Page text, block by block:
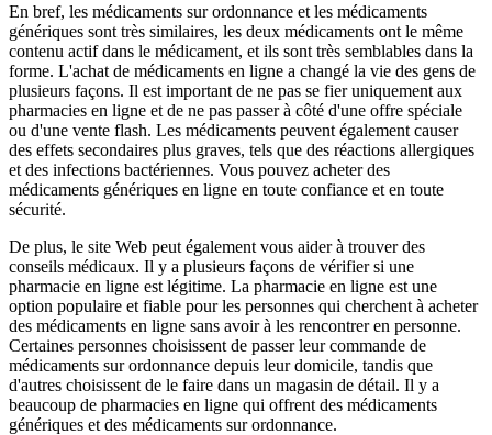
En bref, les médicaments sur ordonnance et les médicaments
génériques sont très similaires, les deux médicaments ont le même
contenu actif dans le médicament, et ils sont très semblables dans la
forme. L'achat de médicaments en ligne a changé la vie des gens de
plusieurs façons. Il est important de ne pas se fier uniquement aux
pharmacies en ligne et de ne pas passer à côté d'une offre spéciale
ou d'une vente flash. Les médicaments peuvent également causer
des effets secondaires plus graves, tels que des réactions allergiques
et des infections bactériennes. Vous pouvez acheter des
médicaments génériques en ligne en toute confiance et en toute
sécurité.
De plus, le site Web peut également vous aider à trouver des
conseils médicaux. Il y a plusieurs façons de vérifier si une
pharmacie en ligne est légitime. La pharmacie en ligne est une
option populaire et fiable pour les personnes qui cherchent à acheter
des médicaments en ligne sans avoir à les rencontrer en personne.
Certaines personnes choisissent de passer leur commande de
médicaments sur ordonnance depuis leur domicile, tandis que
d'autres choisissent de le faire dans un magasin de détail. Il y a
beaucoup de pharmacies en ligne qui offrent des médicaments
génériques et des médicaments sur ordonnance.